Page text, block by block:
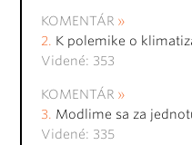
KOMENTÁR
K polemike o
Videné: 353
KOMENTÁR
Modlime sa za
Videné: 335